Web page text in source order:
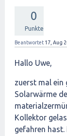
0
Punkte
Beantwortet 17, Aug
Hallo Uwe,
zuerst mal ein
Solarwärme
Kollektor
gefahren